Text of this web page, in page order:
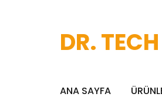
DR. TECH
ANA SAYFA